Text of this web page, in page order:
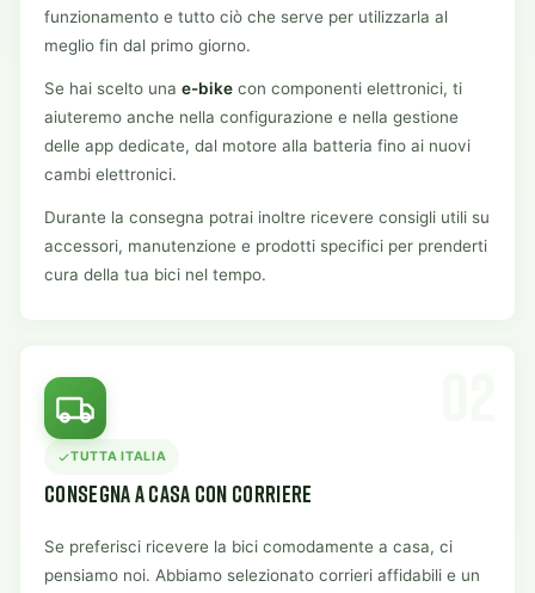
funzionamento e tutto ciò che serve per utilizzarla al
meglio fin dal primo giorno.
Se hai scelto una e-bike con componenti elettronici, ti
aiuteremo anche nella configurazione e nella gestione
delle app dedicate, dal motore alla batteria fino ai nuovi
cambi elettronici.
Durante la consegna potrai inoltre ricevere consigli utili su
accessori, manutenzione e prodotti specifici per prenderti
cura della tua bici nel tempo.
TUTTA ITALIA
CONSEGNA A CASA CON CORRIERE
Se preferisci ricevere la bici comodamente a casa, ci
pensiamo noi. Abbiamo selezionato corrieri affidabili e un